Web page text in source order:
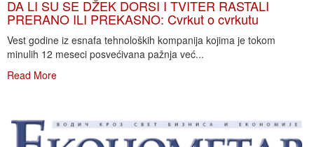
DA LI SU SE DŽEK DORSI I TVITER RASTALI
PRERANO ILI PREKASNO: Cvrkut o cvrkutu
Vest godine iz esnafa tehnoloških kompanija kojima je tokom
minulih 12 meseci posvećivana pažnja već...
Read More